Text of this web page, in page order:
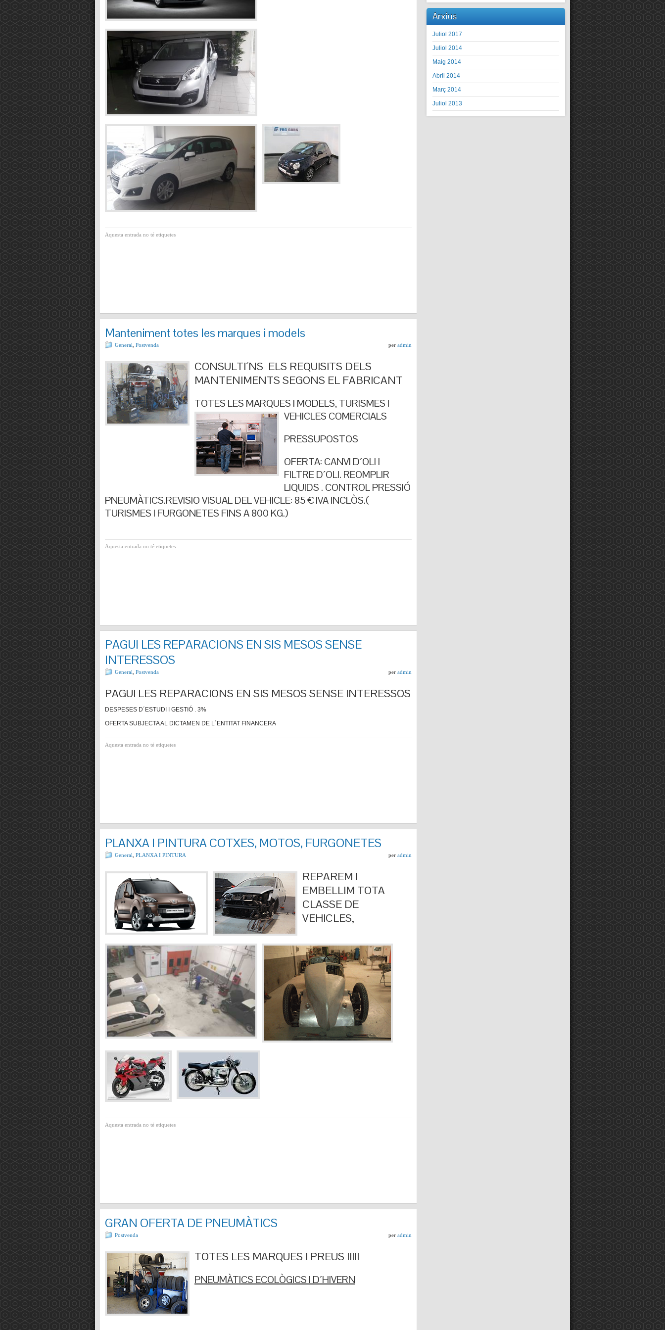
Aquesta entrada no té etiquetes
Manteniment totes les marques i models
General Postvenda per admin
CONSULTI´NS ELS REQUISITS DELS
MANTENIMENTS SEGONS EL FABRICANT
TOTES LES MARQUES I MODELS, TURISMES I
VEHICLES COMERCIALS
PRESSUPOSTOS
OFERTA: CANVI D´OLI I
FILTRE D´OLI. REOMPLIR
LIQUIDS . CONTROL PRESSIÓ
PNEUMÀTICS.REVISIO VISUAL DEL VEHICLE: 85 € IVA INCLÒS.(
TURISMES I FURGONETES FINS A 800 KG.)
Aquesta entrada no té etiquetes
PAGUI LES REPARACIONS EN SIS MESOS SENSE
INTERESSOS
General Postvenda per admin
PAGUI LES REPARACIONS EN SIS MESOS SENSE INTERESSOS
DESPESES D´ESTUDI I GESTIÓ . 3%
OFERTA SUBJECTA AL DICTAMEN DE L´ENTITAT FINANCERA
Aquesta entrada no té etiquetes
PLANXA I PINTURA COTXES, MOTOS, FURGONETES
General PLANXA I PINTURA per admin
REPAREM I
EMBELLIM TOTA
CLASSE DE
VEHICLES,
Aquesta entrada no té etiquetes
GRAN OFERTA DE PNEUMÀTICS
Postvenda per admin
TOTES LES MARQUES I PREUS !!!!!
PNEUMÀTICS ECOLÒGICS I D´HIVERN
Arxius
Juliol 2017
Juliol 2014
Maig 2014
Abril 2014
Març 2014
Juliol 2013